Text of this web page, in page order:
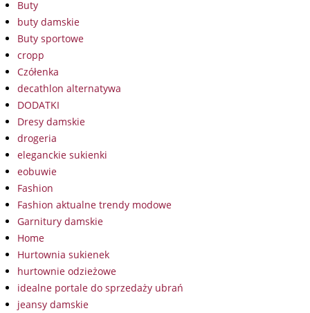
Buty
buty damskie
Buty sportowe
cropp
Czółenka
decathlon alternatywa
DODATKI
Dresy damskie
drogeria
eleganckie sukienki
eobuwie
Fashion
Fashion aktualne trendy modowe
Garnitury damskie
Home
Hurtownia sukienek
hurtownie odzieżowe
idealne portale do sprzedaży ubrań
jeansy damskie